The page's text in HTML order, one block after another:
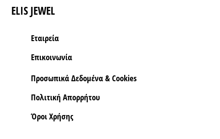
ELIS JEWEL
Εταιρεία
Επικοινωνία
Προσωπικά Δεδομένα & Cookies
Πολιτική Απορρήτου
Όροι Xρήσης